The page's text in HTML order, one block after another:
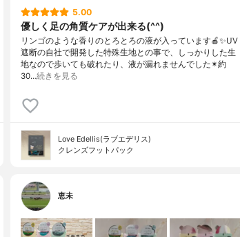
5.00
優しく足の角質ケアが出来る(^^)
リンゴのような香りのとろとろの液が入っています🍎✨UV
遮断の自社で開発した特殊生地との事で、しっかりした生
地なので歩いても破れたり、液が漏れませんでした✴約
30…続きを見る
Love Edellis(ラブエデリス)
クレンズフットパック
恵未